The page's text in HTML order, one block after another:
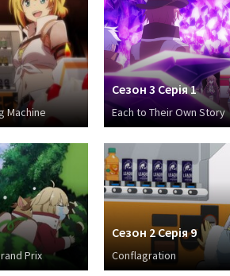
Machine
Сезон 3 Серія 1
Each to Their Own Story
Prix
Сезон 2 Серія 9
Conflagration